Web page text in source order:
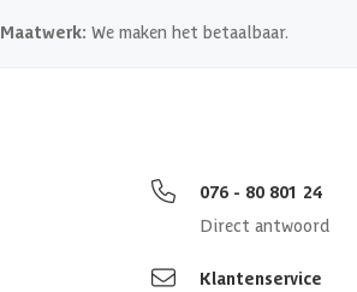
Maatwerk: We maken het betaalbaar.
076 - 80 801 24
Direct antwoord
Klantenservice